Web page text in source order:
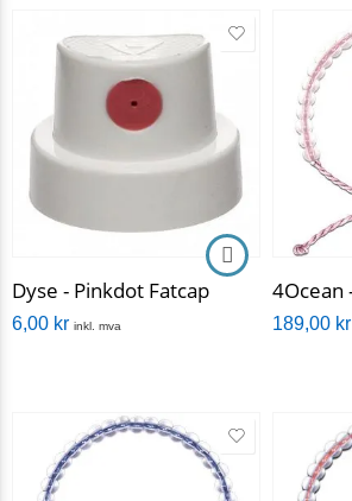
Dyse - Pinkdot Fatcap
6,00 kr inkl. mva 189,00 kr